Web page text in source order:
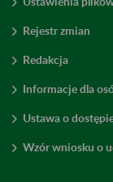
Rejestr zmian
Redakcja
Informacje dla
Ustawa o
Wzór wniosku o